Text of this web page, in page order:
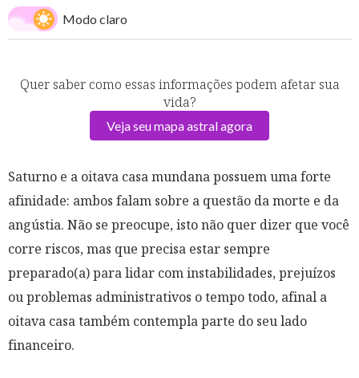
Modo claro
Quer saber como essas informações podem afetar sua
vida?
Veja seu mapa astral agora
Saturno e a oitava casa mundana possuem uma forte
afinidade: ambos falam sobre a questão da morte e da
angústia. Não se preocupe, isto não quer dizer que você
corre riscos, mas que precisa estar sempre
preparado(a) para lidar com instabilidades, prejuízos
ou problemas administrativos o tempo todo, afinal a
oitava casa também contempla parte do seu lado
financeiro.